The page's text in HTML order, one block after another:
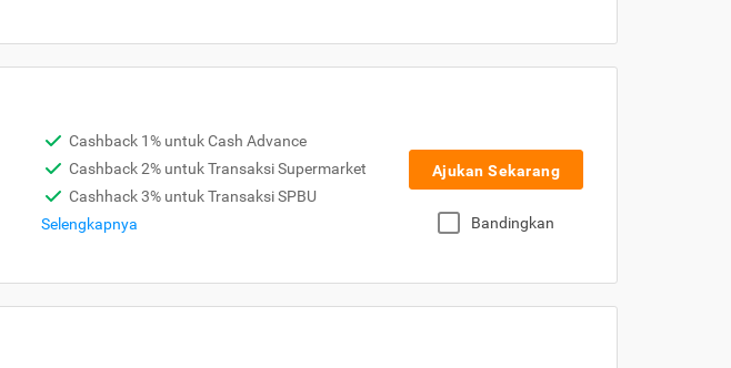
Cashback 1% untuk Cash Advance
Cashback 2% untuk Transaksi Supermarket
Cashhack 3% untuk Transaksi SPBU
Selengkapnya
Ajukan Sekarang
Bandingkan